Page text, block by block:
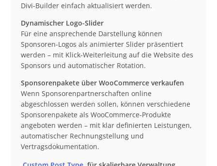
Divi-Builder einfach aktualisiert werden.
Dynamischer Logo-Slider
Für eine ansprechende Darstellung können
Sponsoren-Logos als animierter Slider präsentiert
werden – mit Klick-Weiterleitung auf die Website des
Sponsors und automatischer Rotation.
Sponsorenpakete über WooCommerce verkaufen
Wenn Sponsorenpartnerschaften online
abgeschlossen werden sollen, können verschiedene
Sponsorenpakete als WooCommerce-Produkte
angeboten werden – mit klar definierten Leistungen,
automatischer Rechnungstellung und
Vertragsdokumentation.